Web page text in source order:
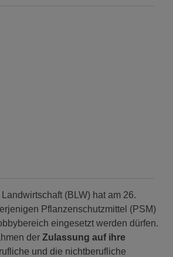
(BLW) hat am 26.
Pflanzenschutzmittel (PSM)
eingesetzt werden dürfen.
der Zulassung auf ihre
und die nichtberufliche